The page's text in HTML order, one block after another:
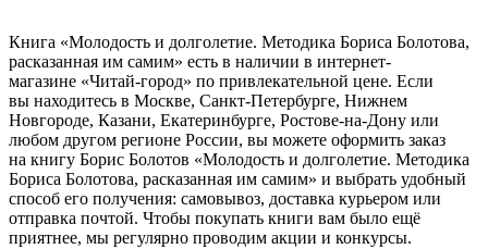
Книга «Молодость и долголетие. Методика Бориса Болотова,
расказанная им самим» есть в наличии в интернет-
магазине «Читай-город» по привлекательной цене. Если
вы находитесь в Москве, Санкт-Петербурге, Нижнем
Новгороде, Казани, Екатеринбурге, Ростове-на-Дону или
любом другом регионе России, вы можете оформить заказ
на книгу Борис Болотов «Молодость и долголетие. Методика
Бориса Болотова, расказанная им самим» и выбрать удобный
способ его получения: самовывоз, доставка курьером или
отправка почтой. Чтобы покупать книги вам было ещё
приятнее, мы регулярно проводим акции и конкурсы.